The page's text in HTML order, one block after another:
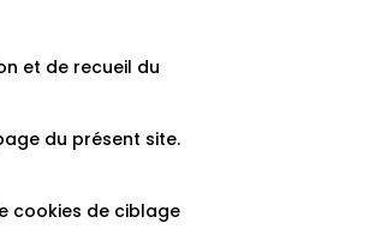
et de recueil du
du présent site.
cookies de ciblage